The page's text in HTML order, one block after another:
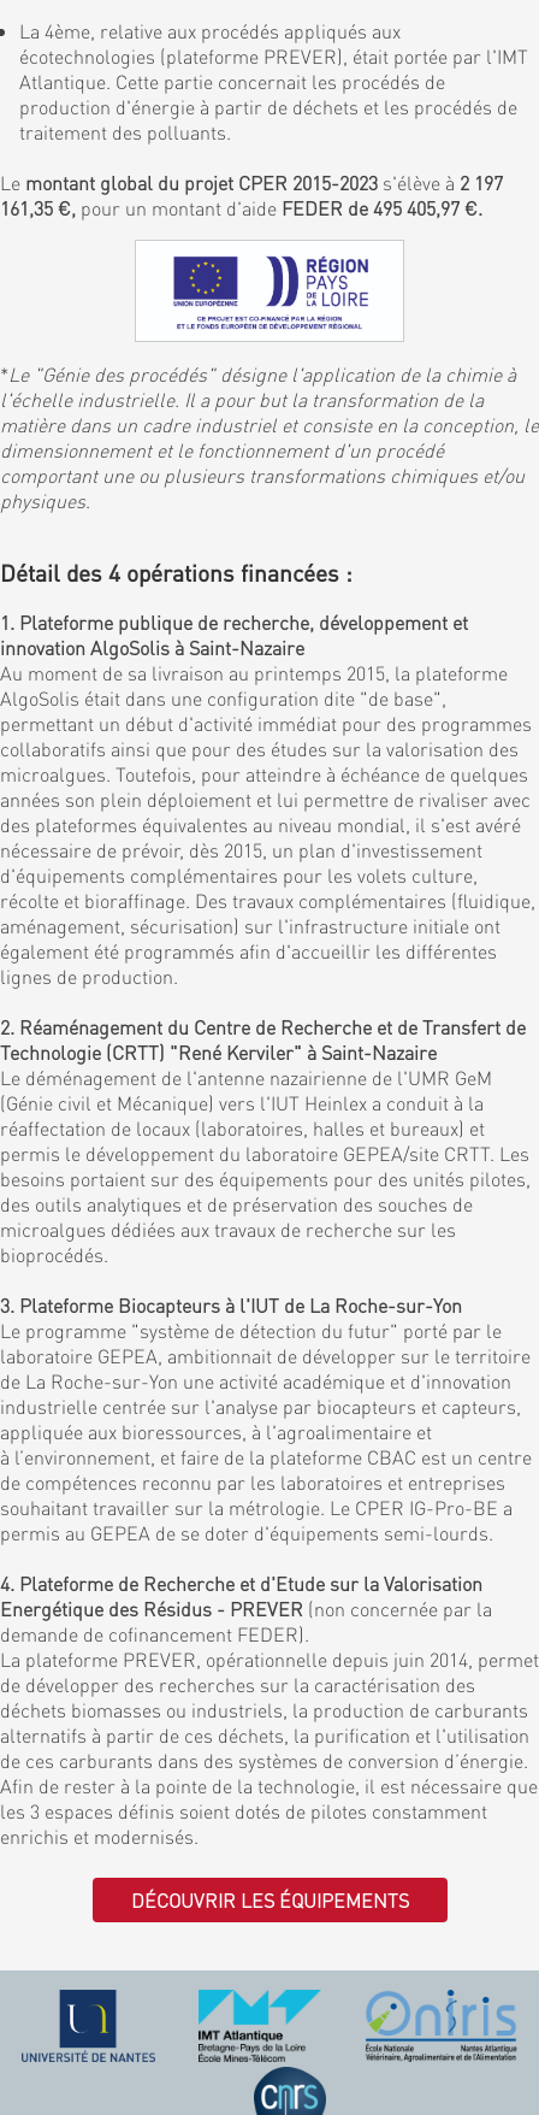
La 4ème, relative aux procédés appliqués aux
écotechnologies (plateforme PREVER), était portée par l'IMT
Atlantique. Cette partie concernait les procédés de
production d'énergie à partir de déchets et les procédés de
traitement des polluants.
Le montant global du projet CPER 2015-2023 s'élève à 2 197
161,35 €, pour un montant d'aide FEDER de 495 405,97 €.
*Le "Génie des procédés" désigne l'application de la chimie à
l'échelle industrielle. Il a pour but la transformation de la
matière dans un cadre industriel et consiste en la conception, le
dimensionnement et le fonctionnement d'un procédé
comportant une ou plusieurs transformations chimiques et/ou
physiques.
Détail des 4 opérations financées :
1. Plateforme publique de recherche, développement et
innovation AlgoSolis à Saint-Nazaire
Au moment de sa livraison au printemps 2015, la plateforme
AlgoSolis était dans une configuration dite "de base",
permettant un début d'activité immédiat pour des programmes
collaboratifs ainsi que pour des études sur la valorisation des
microalgues. Toutefois, pour atteindre à échéance de quelques
années son plein déploiement et lui permettre de rivaliser avec
des plateformes équivalentes au niveau mondial, il s'est avéré
nécessaire de prévoir, dès 2015, un plan d'investissement
d'équipements complémentaires pour les volets culture,
récolte et bioraffinage. Des travaux complémentaires (fluidique,
aménagement, sécurisation) sur l'infrastructure initiale ont
également été programmés afin d'accueillir les différentes
lignes de production.
2. Réaménagement du Centre de Recherche et de Transfert de
Technologie (CRTT) "René Kerviler" à Saint-Nazaire
Le déménagement de l'antenne nazairienne de l'UMR GeM
(Génie civil et Mécanique) vers l'IUT Heinlex a conduit à la
réaffectation de locaux (laboratoires, halles et bureaux) et
permis le développement du laboratoire GEPEA/site CRTT. Les
besoins portaient sur des équipements pour des unités pilotes,
des outils analytiques et de préservation des souches de
microalgues dédiées aux travaux de recherche sur les
bioprocédés.
3. Plateforme Biocapteurs à l'IUT de La Roche-sur-Yon
Le programme "système de détection du futur" porté par le
laboratoire GEPEA, ambitionnait de développer sur le territoire
de La Roche-sur-Yon une activité académique et d'innovation
industrielle centrée sur l'analyse par biocapteurs et capteurs,
appliquée aux bioressources, à l'agroalimentaire et
à l’environnement, et faire de la plateforme CBAC est un centre
de compétences reconnu par les laboratoires et entreprises
souhaitant travailler sur la métrologie. Le CPER IG-Pro-BE a
permis au GEPEA de se doter d'équipements semi-lourds.
4. Plateforme de Recherche et d'Etude sur la Valorisation
Energétique des Résidus - PREVER (non concernée par la
demande de cofinancement FEDER).
La plateforme PREVER, opérationnelle depuis juin 2014, permet
de développer des recherches sur la caractérisation des
déchets biomasses ou industriels, la production de carburants
alternatifs à partir de ces déchets, la purification et l'utilisation
de ces carburants dans des systèmes de conversion d’énergie.
Afin de rester à la pointe de la technologie, il est nécessaire que
les 3 espaces définis soient dotés de pilotes constamment
enrichis et modernisés.
DÉCOUVRIR LES ÉQUIPEMENTS